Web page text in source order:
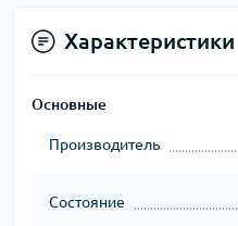
Характеристики
Основные
Производитель
Состояние